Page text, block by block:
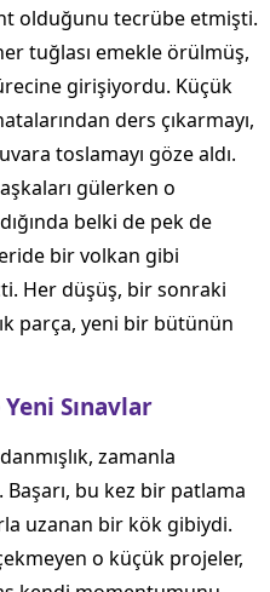
olduğunu tecrübe etmişti.
tuğlası emekle örülmüş,
girişiyordu. Küçük
ders çıkarmayı,
toslamayı göze aldı.
gülerken o
belki de pek de
bir volkan gibi
Her düşüş, bir sonraki
parça, yeni bir bütünün
Sınavlar
zamanla
bu kez bir patlama
uzanan bir kök gibiydi.
o küçük projeler,